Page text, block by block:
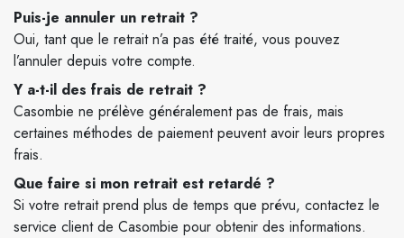
Puis-je annuler un retrait ?
Oui, tant que le retrait n’a pas été traité, vous pouvez
l’annuler depuis votre compte.
Y a-t-il des frais de retrait ?
Casombie ne prélève généralement pas de frais, mais
certaines méthodes de paiement peuvent avoir leurs propres
frais.
Que faire si mon retrait est retardé ?
Si votre retrait prend plus de temps que prévu, contactez le
service client de Casombie pour obtenir des informations.